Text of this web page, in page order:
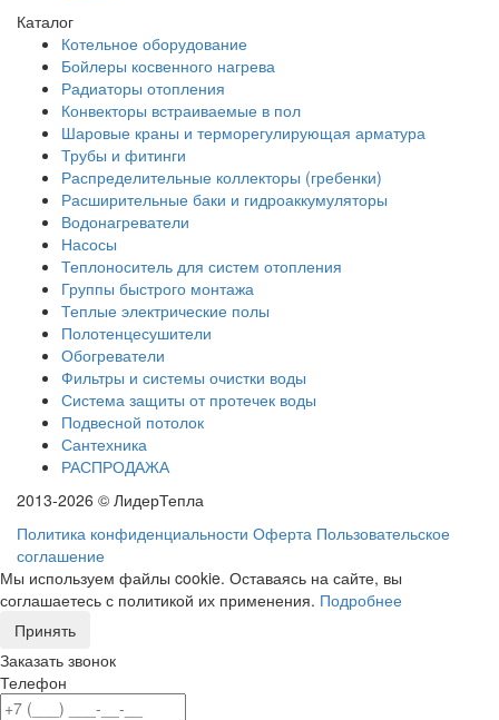
Каталог
Котельное оборудование
Бойлеры косвенного нагрева
Радиаторы отопления
Конвекторы встраиваемые в пол
Шаровые краны и терморегулирующая арматура
Трубы и фитинги
Распределительные коллекторы (гребенки)
Расширительные баки и гидроаккумуляторы
Водонагреватели
Насосы
Теплоноситель для систем отопления
Группы быстрого монтажа
Теплые электрические полы
Полотенцесушители
Обогреватели
Фильтры и системы очистки воды
Система защиты от протечек воды
Подвесной потолок
Сантехника
РАСПРОДАЖА
2013-2026 © ЛидерТепла
Политика конфиденциальности Оферта Пользовательское
соглашение
Мы используем файлы cookie. Оставаясь на сайте, вы
соглашаетесь с политикой их применения. Подробнее
Принять
Заказать звонок
Телефон